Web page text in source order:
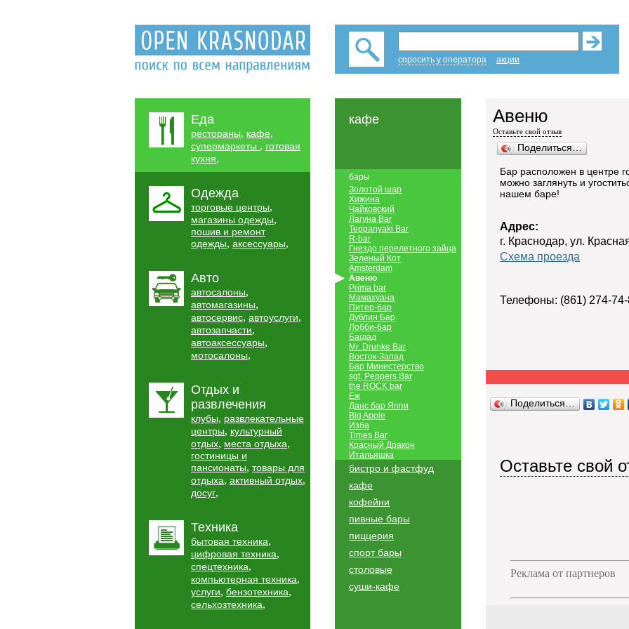
спросить у оператора акции
Еда
рестораны, кафе,
супермаркеты , готовая
кухня,
Одежда
торговые центры,
магазины одежды,
пошив и ремонт
одежды, аксессуары,
Авто
автосалоны,
автомагазины,
автосервис, автоуслуги,
автозапчасти,
автоаксессуары,
мотосалоны,
Отдых и
развлечения
клубы, развлекательные
центры, культурный
отдых, места отдыха,
гостиницы и
пансионаты, товары для
отдыха, активный отдых,
досуг,
Техника
бытовая техника,
цифровая техника,
спецтехника,
компьютерная техника,
услуги, бензотехника,
сельхозтехника,
кафе
бары
Золотой шар
Хижина
Чайковский
Лагуна Bar
Teppanyaki Bar
R-bar
Гнездо перелетного зайца
Зеленый Кот
Amsterdam
Авеню
Prima bar
Мамахуана
Питер-бар
Дублин Бар
Лобби-бар
Багдад
Mr. Drunke Bar
Восток-Запад
Бар Министерство
sgt. Peppers Bar
the ROCK bar
Еж
Данс бар Яппи
Big Apple
Изба
Times Bar
Красный Дракон
Итальяшка
бистро и фастфуд
кафе
кофейни
пивные бары
пиццерия
спорт бары
столовые
суши-кафе
Авеню
Оставьте свой отзыв
Поделиться…
Бар расположен в центре
можно заглянуть и
нашем баре!
Адрес:
г. Краснодар, ул.
Схема проезда
Телефоны: (861) 274-
Поделиться…
Оставьте свой
Реклама от партнеров